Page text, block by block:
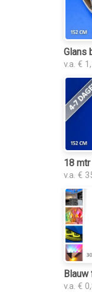
Glans
v.a. €
18
v.a. €
v.a. €